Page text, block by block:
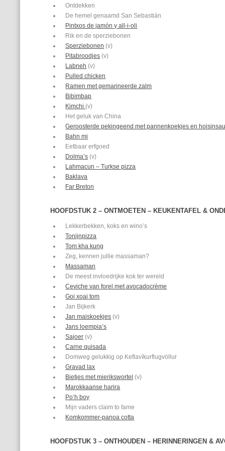
Ontdekken
De hemel genaamd San Sebastián
Pintxos de jamón y all-i-oli
Rik en de sperziebonen
Sperziebonen (v)
Pitabroodjes (v)
Labneh (v)
Pulled chicken
Ramen met gemarineerde zalm
Bibimbap
Kimchi(v)
Het geluk van China
Geroosterde pekingeend met pannenkoekjes en
Bahn mi
Eetbaar erfgoed
Dolma’s (v)
Lahmacun – Turkse pizza
Baklava
Far Breton
HOOFDSTUK 2 – ONTMOETEN – KEUKENTAFEL &
Lekkerbekken, koks en wino’s
Tonijnpizza
Tom kha kung
Zeg, kennen jullie massaman?
Massaman
De meest invloedrijke kok ter wereld
Ceviche van forel met avocadocrème
Goi xoai tom
Jan Bijkerk
Jan maiskoekjes (v)
Jans loempia’s
Sajoer (v)
Carne quisada
Domweg gelukkig op Keflavíkurflugvöllur
Gravad lax
Bietjes met mierikswortel (v)
Marokkaanse harira
Po’h boy
Mijn vaders claim to fame
Komkommer-panoa cotta
HOOFDSTUK 3 – ONTHOUDEN – HERINNERINGEN &